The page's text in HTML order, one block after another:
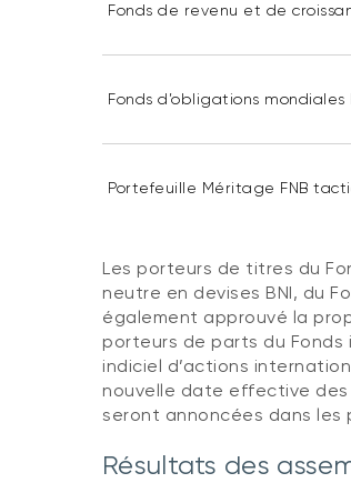
Fonds de revenu et de
Fonds d’obligations mondiales
Portefeuille Méritage FNB
Les porteurs de titres du
neutre en devises BNI, du
également approuvé la
porteurs de parts du Fonds
indiciel d’actions
nouvelle date effective des
seront annoncées dans les
Résultats des